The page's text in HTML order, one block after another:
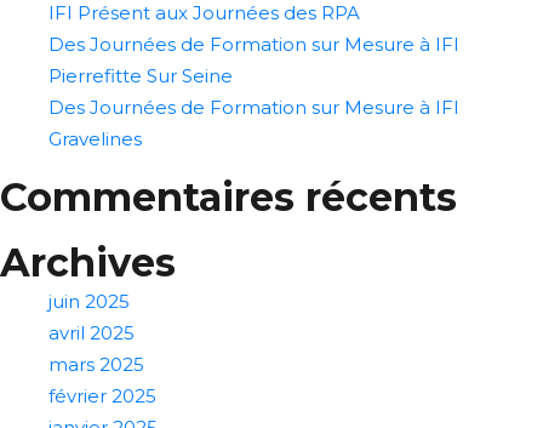
IFI Présent aux Journées des RPA
Des Journées de Formation sur Mesure à IFI
Pierrefitte Sur Seine
Des Journées de Formation sur Mesure à IFI
Gravelines
Commentaires récents
Archives
juin 2025
avril 2025
mars 2025
février 2025